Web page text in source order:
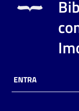
ENTRA